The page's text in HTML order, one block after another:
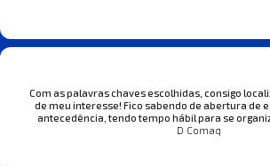
Com as palavras chaves escolhidas, consigo
de meu interesse! Fico sabendo de abertura de
antecedência, tendo tempo hábil para se
D Comaq